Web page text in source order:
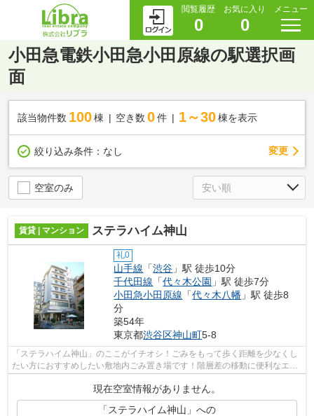
閲覧履歴
0
お気に入り
0
メニュー
小田急電鉄小田急小田原線の駅選択画
面
該当物件数 100棟 空き数 0 件 1～30 棟を表示
絞り込み条件： なし 変更
空室のみ
賃貸 | マンション ステラハイム神山
礼0
山手線 「渋谷 」駅 徒歩10分
千代田線 「代々木公園 」駅 徒歩7分
小田急小田原線 「代々木八幡 」駅 徒歩8
分
築54年
東京都渋谷区神山町5-8
「ステラハイム神山」のここがイチオシ！ごみをもって歩く距離を少なくし
たい方におすすめしたい敷地内ごみ置き場です！階層差の移動に便利なエレ
現在空室情報がありません。
「ステラハイム神山」への